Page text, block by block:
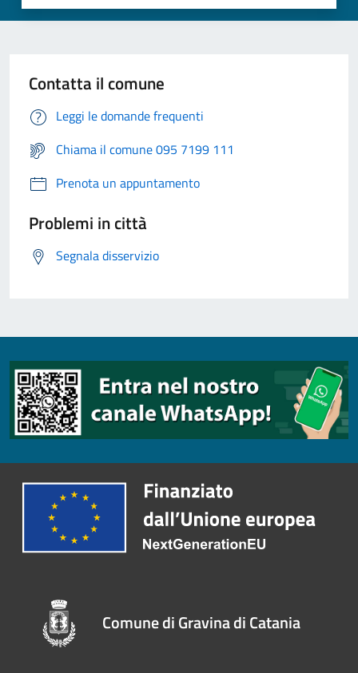
Contatta il comune
Leggi le domande frequenti
Chiama il comune 095 7199 111
Prenota un appuntamento
Problemi in città
Segnala disservizio
Comune di Gravina di Catania